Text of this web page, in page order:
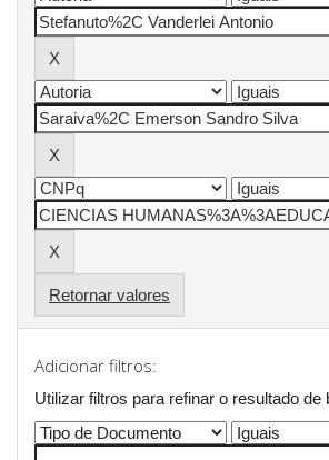
Retornar valores
Adicionar filtros:
Utilizar filtros para refinar o resultado de